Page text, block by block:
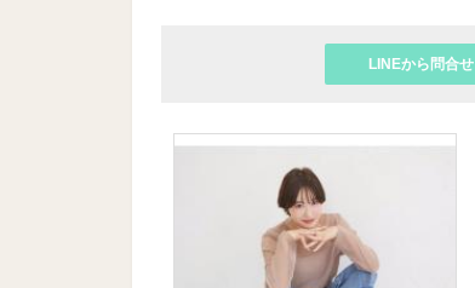
LINEから問合せ